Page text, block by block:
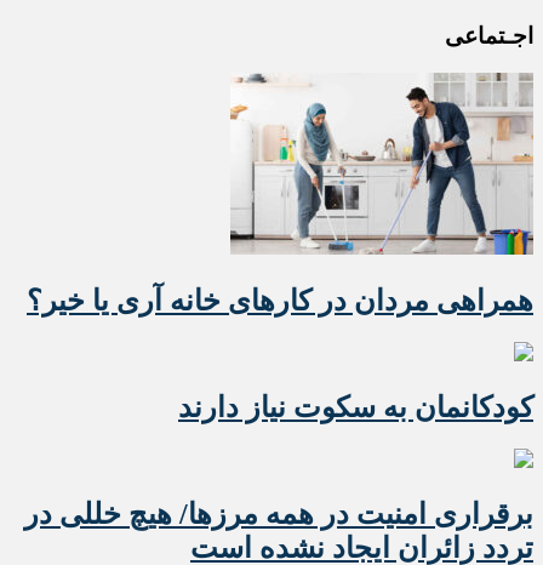
اجـتماعی
همراهی مردان در کارهای خانه آری یا خیر؟
کودکانمان به سکوت نیاز دارند
برقراری امنیت در همه مرزها/ هیچ‌ خللی در
تردد زائران ایجاد نشده است